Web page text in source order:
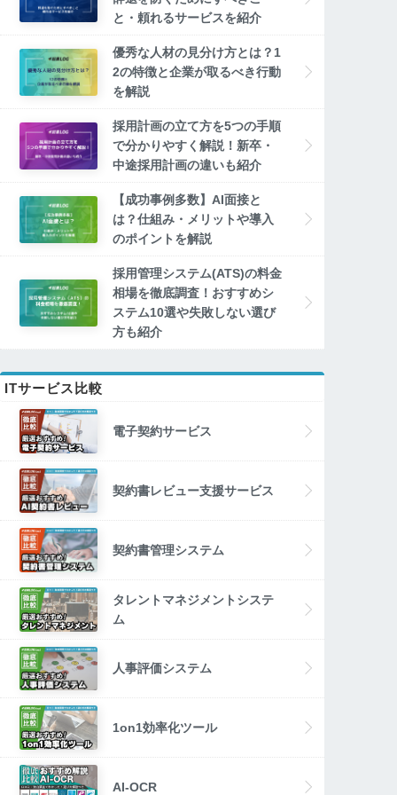
と・頼れるサービスを紹介
優秀な人材の見分け方とは？1
2の特徴と企業が取るべき行動
を解説
採用計画の立て方を5つの手順
で分かりやすく解説！新卒・
中途採用計画の違いも紹介
【成功事例多数】AI面接と
は？仕組み・メリットや導入
のポイントを解説
採用管理システム(ATS)の料金
相場を徹底調査！おすすめシ
ステム10選や失敗しない選び
方も紹介
ITサービス比較
電子契約サービス
契約書レビュー支援サービス
契約書管理システム
タレントマネジメントシステ
ム
人事評価システム
1on1効率化ツール
AI-OCR